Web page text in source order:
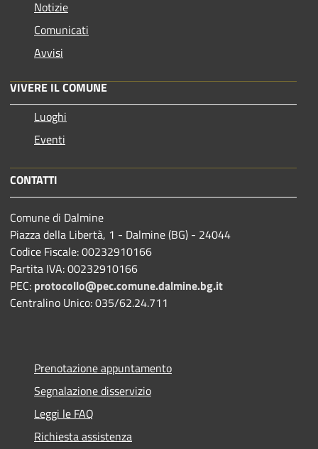
Notizie
Comunicati
Avvisi
VIVERE IL COMUNE
Luoghi
Eventi
CONTATTI
Comune di Dalmine
Piazza della Libertà, 1 - Dalmine (BG) - 24044
Codice Fiscale: 00232910166
Partita IVA: 00232910166
PEC: protocollo@pec.comune.dalmine.bg.it
Centralino Unico: 035/62.24.711
Prenotazione appuntamento
Segnalazione disservizio
Leggi le FAQ
Richiesta assistenza